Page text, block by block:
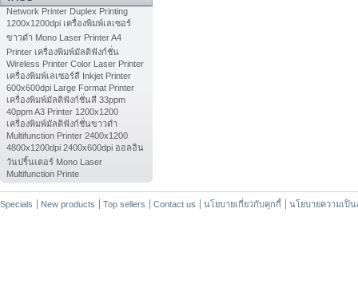
Network Printer Duplex Printing
1200x1200dpi เครื่องพิมพ์เลเซอร์
ขาวดำ Mono Laser PrinterA4
Printer เครื่องพิมพ์มัลติฟังก์ชั่น
Wireless Printer Color Laser Printer
เครื่องพิมพ์เลเซอร์สี Inkjet Printer
600x600dpi Large Format Printer
เครื่องพิมพ์มัลติฟังก์ชั่นสี 33ppm
40ppmA3 Printer 1200x1200
เครื่องพิมพ์มัลติฟังก์ชั่นขาวดำ
Multifunction Printer 2400x1200
4800x1200dpi 2400x600dpi ออลอิน
วันปริ้นเตอร์ Mono Laser
Multifunction Printe
Specials New products Top sellers Contact us นโยบายเกี่ยวกับคุกกี้ นโยบายความเป็